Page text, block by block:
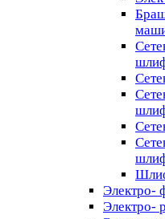
Электро-
Электро-